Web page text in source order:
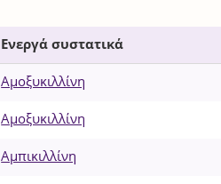
Ενεργά συστατικά
Αμοξυκιλλίνη
Αμοξυκιλλίνη
Αμπικιλλίνη